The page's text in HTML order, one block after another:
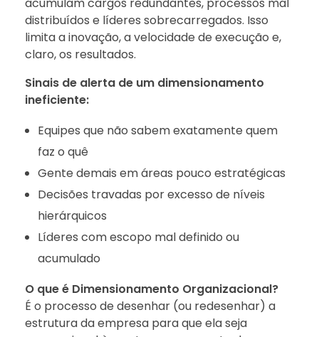
acumulam cargos redundantes, processos mal
distribuídos e líderes sobrecarregados. Isso
limita a inovação, a velocidade de execução e,
claro, os resultados.
Sinais de alerta de um dimensionamento
ineficiente:
Equipes que não sabem exatamente quem
faz o quê
Gente demais em áreas pouco estratégicas
Decisões travadas por excesso de níveis
hierárquicos
Líderes com escopo mal definido ou
acumulado
O que é Dimensionamento Organizacional?
É o processo de desenhar (ou redesenhar) a
estrutura da empresa para que ela seja